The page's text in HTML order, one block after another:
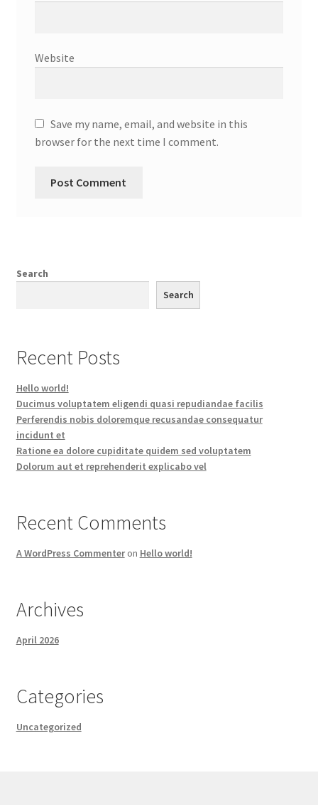
Website
Save my name, email, and website in this
browser for the next time I comment.
Search
Search
Recent Posts
Hello world!
Ducimus voluptatem eligendi quasi repudiandae facilis
Perferendis nobis doloremque recusandae consequatur
incidunt et
Ratione ea dolore cupiditate quidem sed voluptatem
Dolorum aut et reprehenderit explicabo vel
Recent Comments
A WordPress Commenteron Hello world!
Archives
April 2026
Categories
Uncategorized